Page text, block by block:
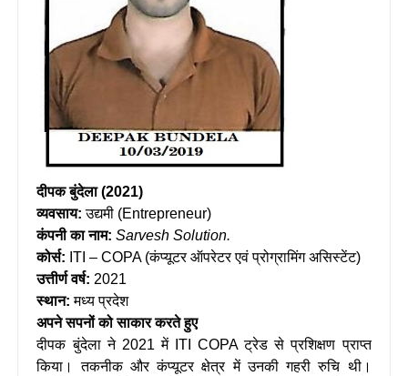
दीपक बुंदेला (2021)
व्यवसाय: उद्यमी (Entrepreneur)
कंपनी का नाम: Sarvesh Solution.
कोर्स: ITI – COPA (कंप्यूटर ऑपरेटर एवं प्रोग्रामिंग असिस्टेंट)
उत्तीर्ण वर्ष: 2021
स्थान: मध्य प्रदेश
अपने सपनों को साकार करते हुए
दीपक बुंदेला ने 2021 में ITI COPA ट्रेड से प्रशिक्षण प्राप्त
किया। तकनीक और कंप्यूटर क्षेत्र में उनकी गहरी रुचि थी।